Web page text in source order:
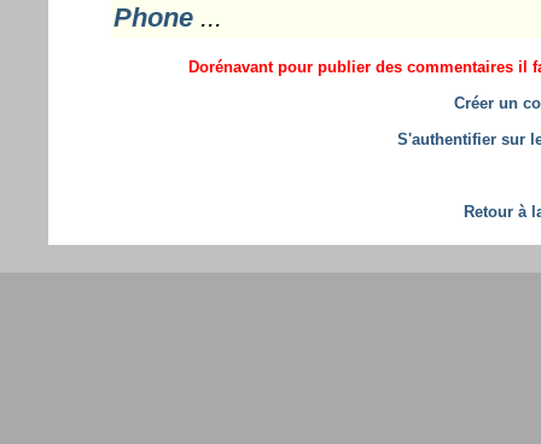
Phone...
Dorénavant pour publier des commentaires il
Créer un
S'authentifier sur
Retour à